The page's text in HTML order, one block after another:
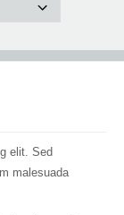
elit. Sed
malesuada